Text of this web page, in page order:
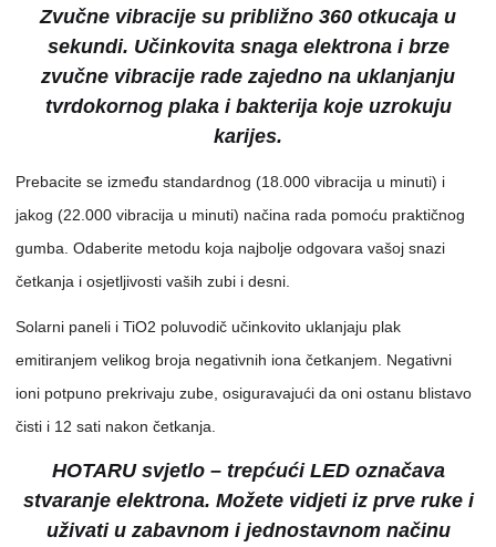
Zvučne vibracije su približno 360 otkucaja u
sekundi. Učinkovita snaga elektrona i brze
zvučne vibracije rade zajedno na uklanjanju
tvrdokornog plaka i bakterija koje uzrokuju
karijes.
Prebacite se između standardnog (18.000 vibracija u minuti) i
jakog (22.000 vibracija u minuti) načina rada pomoću praktičnog
gumba. Odaberite metodu koja najbolje odgovara vašoj snazi ​​
četkanja i osjetljivosti vaših zubi i desni.
Solarni paneli i TiO2 poluvodič učinkovito uklanjaju plak
emitiranjem velikog broja negativnih iona četkanjem. Negativni
ioni potpuno prekrivaju zube, osiguravajući da oni ostanu blistavo
čisti i 12 sati nakon četkanja.
HOTARU svjetlo – trepćući LED označava
stvaranje elektrona. Možete vidjeti iz prve ruke i
uživati ​​u zabavnom i jednostavnom načinu